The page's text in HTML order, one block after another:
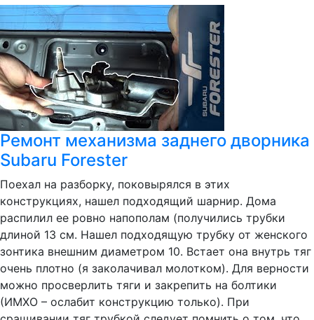
Ремонт механизма заднего дворника
Subaru Forester
Поехал на разборку, поковырялся в этих
конструкциях, нашел подходящий шарнир. Дома
распилил ее ровно напополам (получились трубки
длиной 13 см. Нашел подходящую трубку от женского
зонтика внешним диаметром 10. Встает она внутрь тяг
очень плотно (я заколачивал молотком). Для верности
можно просверлить тяги и закрепить на болтики
(ИМХО – ослабит конструкцию только). При